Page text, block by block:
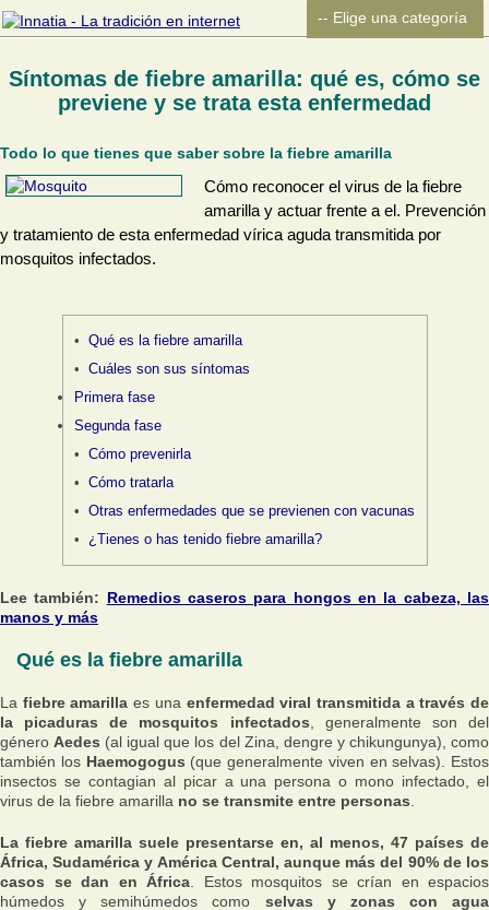
Síntomas de fiebre amarilla: qué es, cómo se
previene y se trata esta enfermedad
Todo lo que tienes que saber sobre la fiebre amarilla
Cómo reconocer el virus de la fiebre
amarilla y actuar frente a el. Prevención
y tratamiento de esta enfermedad vírica aguda transmitida por
mosquitos infectados.
Qué es la fiebre amarilla
Cuáles son sus síntomas
Primera fase
Segunda fase
Cómo prevenirla
Cómo tratarla
Otras enfermedades que se previenen con vacunas
¿Tienes o has tenido fiebre amarilla?
Lee también: Remedios caseros para hongos en la cabeza, las
manos y más
Qué es la fiebre amarilla
La fiebre amarilla es una enfermedad viral transmitida a través de
la picaduras de mosquitos infectados , generalmente son del
géneroAedes (al igual que los del Zina, dengre y chikungunya), como
también los Haemogogus (que generalmente viven en selvas). Estos
insectos se contagian al picar a una persona o mono infectado, el
virus de la fiebre amarilla no se transmite entre personas
La fiebre amarilla suele presentarse en, al menos, 47 países de
África, Sudamérica y América Central, aunque más del 90% de los
casos se dan en África . Estos mosquitos se crían en espacios
húmedos y semihúmedos como selvas y zonas con agua